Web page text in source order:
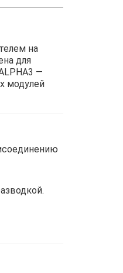
на
для
—
модулей